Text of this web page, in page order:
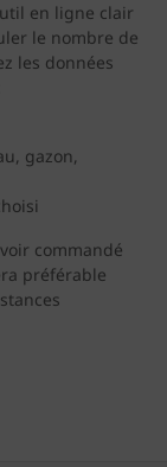
en ligne clair
le nombre de
les données
gazon,
commandé
préférable